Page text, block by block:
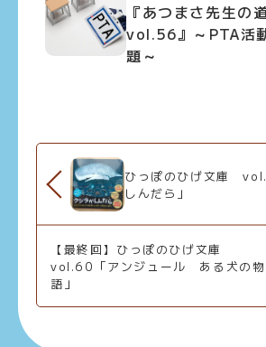
『あつまさ先生の
vol.56』～PTA活
題～
ひっぽのひげ文庫
しんだら」
【最終回】ひっぽのひげ文庫
vol.60「アンジュール ある犬の物
語」